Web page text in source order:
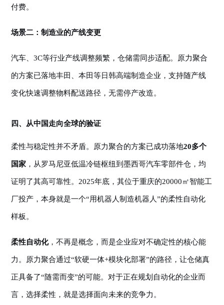
付费。
场景二：制造业的产线变更
汽车、3C等行业产线调整频繁，仓储需同步适配。原力聚合
的方案已落地丰田、本田等日韩高端制造企业，支持随产线
变化快速调整物料配送路径，无需停产改造。
四、从中国走向全球的验证
柔性与稳定性并不矛盾。原力聚合的方案已成功落地20多个
国家 ，从罗马尼亚低温冷链枢纽到墨西哥汽车零部件仓，均
证明了其高可靠性。 2025年底，其位于重庆的20000㎡智能工
厂投产，本身就是一个“用机器人制造机器人”的柔性自动化
样板。
柔性自动化，不再是概念，而是企业应对不确定性的核心能
力。原力聚合通过“软硬一体+模块化部署”的路径，让仓储真
正具备了“随需而变”的可能。对于正在规划自动化的企业而
言，选择柔性，就是选择面向未来的竞争力。